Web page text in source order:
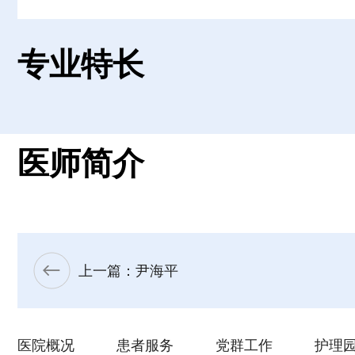
专业特长
医师简介
上一篇：尹海平
医院概况 患者服务 党群工作 护理